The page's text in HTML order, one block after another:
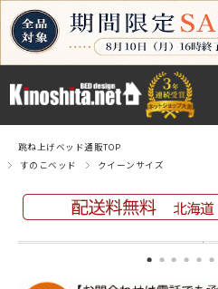
跳ね上げベッド通販TOP
すのこベッド
クイーンサイズ